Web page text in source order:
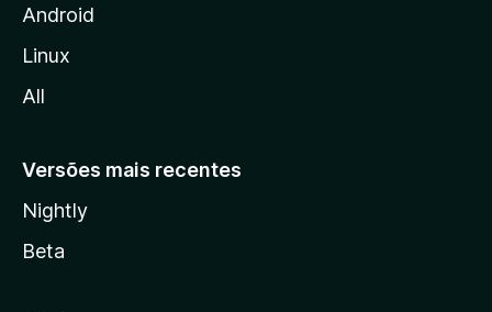
i
a
Android
Linux
All
Versões mais recentes
Nightly
Beta